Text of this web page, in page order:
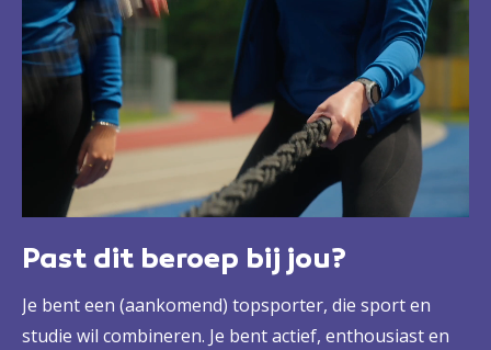
straks de beste trainer of instructeur die een
(top)sporter zich kan wensen.
Je volgt deze opleiding op hetJohan Cruyff College,
waar je sport en studie combineert.
Past dit beroep bij jou?
Je bent een (aankomend) topsporter, die sport en
studie wil combineren. Je bent actief, enthousiast en